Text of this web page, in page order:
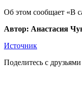
Об этом сообщает «В
Автор: Анастасия
Источник
Поделитесь с друзьями